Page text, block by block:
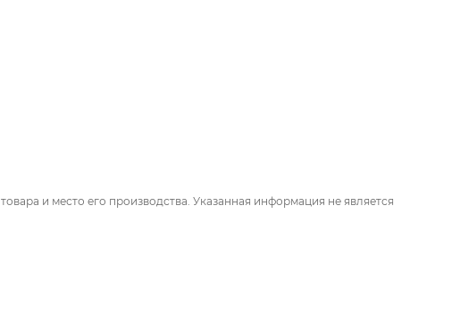
и место его производства. Указанная информация не является